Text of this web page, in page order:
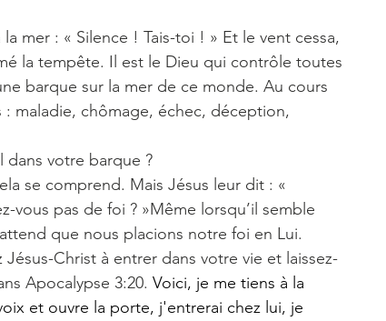
mer : « Silence ! Tais-toi ! » Et le vent cessa,
la tempête. Il est le Dieu qui contrôle toutes
barque sur la mer de ce monde. Au cours
maladie, chômage, échec, déception,
barque ?
se comprend. Mais Jésus leur dit : «
vous pas de foi ? »Même lorsqu’il semble
que nous placions notre foi en Lui.
Christ à entrer dans votre vie et laissez-
Apocalypse 3:20. Voici, je me tiens à la
et ouvre la porte, j'entrerai chez lui, je